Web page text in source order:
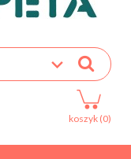
koszyk (0)